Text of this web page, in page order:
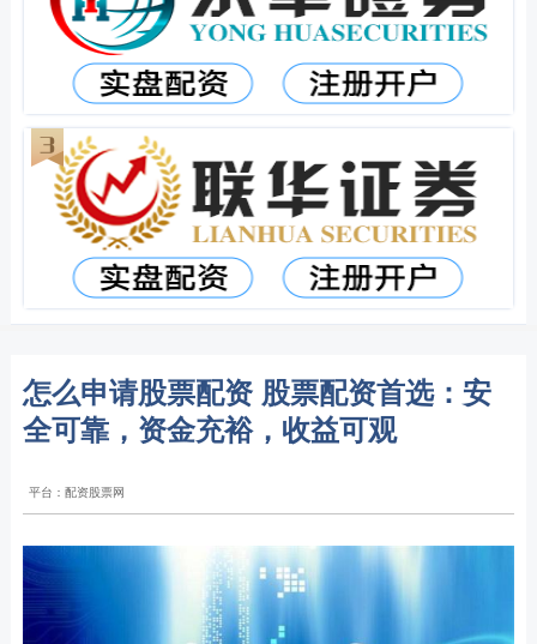
怎么申请股票配资 股票配资首选：安
全可靠，资金充裕，收益可观
平台：配资股票网